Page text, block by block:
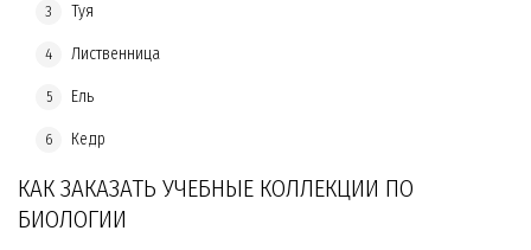
Туя
Лиственница
Ель
Кедр
КАК ЗАКАЗАТЬ УЧЕБНЫЕ КОЛЛЕКЦИИ ПО
БИОЛОГИИ